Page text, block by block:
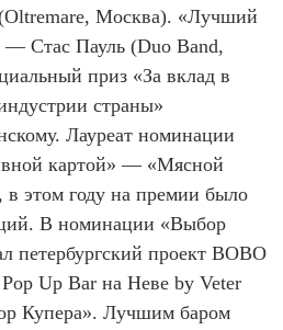
Москва). «Лучший
Стас Пауль (Duo Band,
приз «За вклад в
страны»
Лауреат номинации
картой» — «Мясной
в этом году на премии было
В номинации «Выбор
петербургский проект BOBO
Up Bar на Неве by Veter
Купера». Лучшим баром